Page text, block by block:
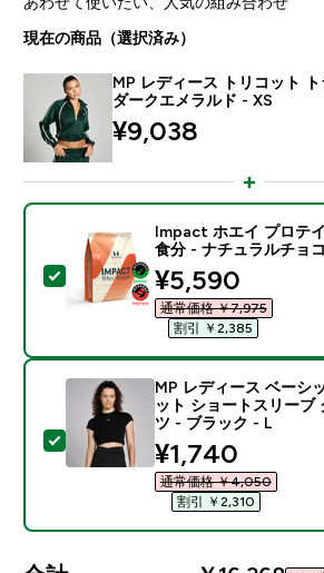
現在の商品（選択済み）
MP レディース トリコット
ダークエメラルド - XS
¥9,038‎
この商品を選択 - Impact ホエ
Impact ホエイ プロテ
食分 - ナチュラルチョ
discounted
¥5,590‎
通常価格 ￥7,975‎
割引 ￥2,385‎
この商品を選択 - MP レディー
MP レディース ベーシ
ット ショートスリーブ
ツ - ブラック - L
discounted
¥1,740‎
通常価格 ￥4,050‎
割引 ￥2,310‎